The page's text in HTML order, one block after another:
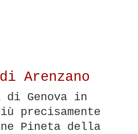
Arenzano
Genova in
precisamente
Pineta della